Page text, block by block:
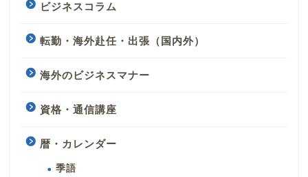
ビジネスコラム
転勤・海外赴任・出張（国内外）
海外のビジネスマナー
資格・通信講座
暦・カレンダー
季語